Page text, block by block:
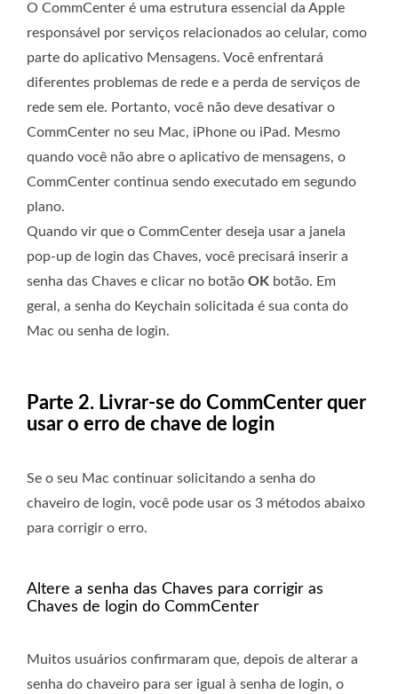
O CommCenter é uma estrutura essencial da Apple
responsável por serviços relacionados ao celular, como
parte do aplicativo Mensagens. Você enfrentará
diferentes problemas de rede e a perda de serviços de
rede sem ele. Portanto, você não deve desativar o
CommCenter no seu Mac, iPhone ou iPad. Mesmo
quando você não abre o aplicativo de mensagens, o
CommCenter continua sendo executado em segundo
plano.
Quando vir que o CommCenter deseja usar a janela
pop-up de login das Chaves, você precisará inserir a
senha das Chaves e clicar no botão OK botão. Em
geral, a senha do Keychain solicitada é sua conta do
Mac ou senha de login.
Parte 2. Livrar-se do CommCenter quer
usar o erro de chave de login
Se o seu Mac continuar solicitando a senha do
chaveiro de login, você pode usar os 3 métodos abaixo
para corrigir o erro.
Altere a senha das Chaves para corrigir as
Chaves de login do CommCenter
Muitos usuários confirmaram que, depois de alterar a
senha do chaveiro para ser igual à senha de login, o